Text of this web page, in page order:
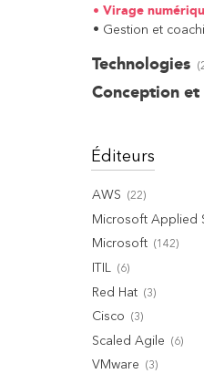
Virage
Gestion et
Technologies (
Conception
Éditeurs
AWS (22)
Microsoft Applied
Microsoft (142)
ITIL (6)
Red Hat (3)
Cisco (3)
Scaled Agile (6)
VMware (3)